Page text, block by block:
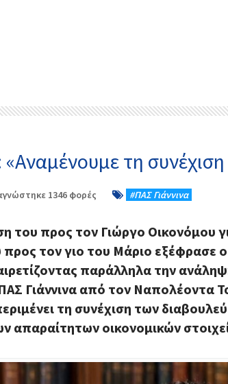
τη
1346 φορές #ΠΑΣ Γιάννινα
του προς τον Γιώργο Οικονόμου
προς τον γιο του Μάριο εξέφρασε
παράλληλα την
Γιάννινα από τον Ναπολέοντα
τη συνέχιση των
απαραίτητων οικονομικών